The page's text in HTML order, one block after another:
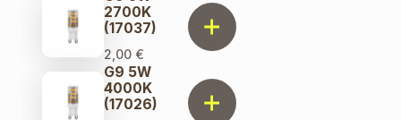
2700K
(17037)
2,00 €
G9 5W
4000K
(17026)